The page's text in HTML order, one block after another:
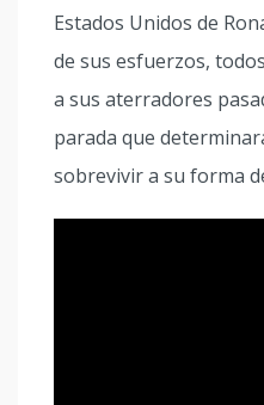
Estados Unidos de
de sus esfuerzos,
a sus aterradores
parada que
sobrevivir a su forma